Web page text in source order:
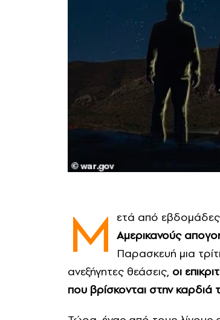
Μ ετά από
Αμερικανούς
Παρασκευή μια
ανεξήγητες θεάσεις, οι
που βρίσκονται στην